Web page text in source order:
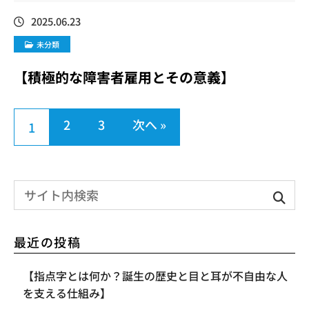
2025.06.23
未分類
【積極的な障害者雇用とその意義】
1 2 3 次へ »
最近の投稿
【指点字とは何か？誕生の歴史と目と耳が不自由な人
を支える仕組み】